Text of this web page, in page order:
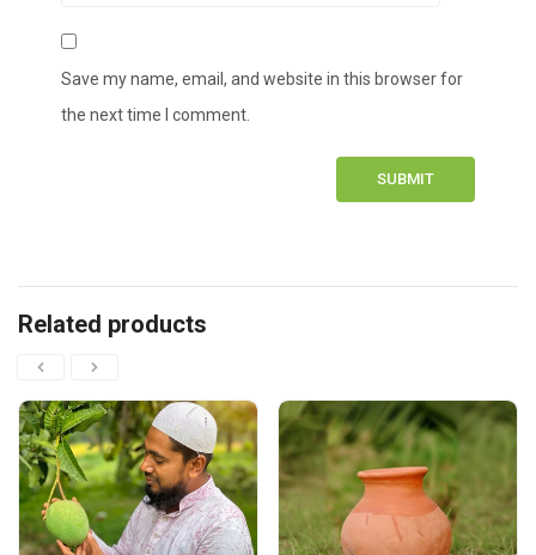
Save my name, email, and website in this browser for
the next time I comment.
Related products